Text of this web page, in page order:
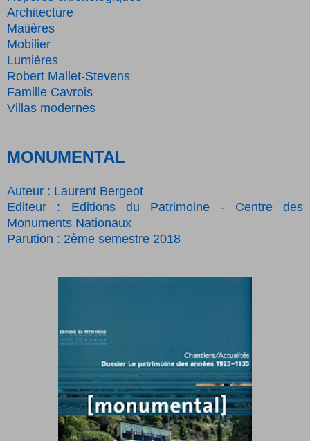
Architecture
Matières
Mobilier
Lumières
Robert Mallet-Stevens
Famille Cavrois
Villas modernes
MONUMENTAL
Auteur : Laurent Bergeot
Editeur : Editions du Patrimoine - Centre des
Monuments Nationaux
Parution : 2ème semestre 2018